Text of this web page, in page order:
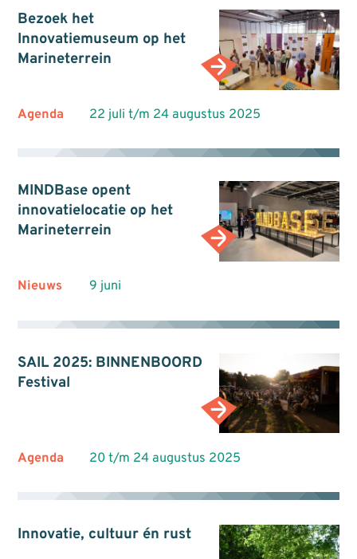
Bezoek het
Innovatiemuseum op het
Marineterrein
Agenda 22 juli t/m 24 augustus 2025
MINDBase opent
innovatielocatie op het
Marineterrein
Nieuws 9 juni
SAIL 2025: BINNENBOORD
Festival
Agenda 20 t/m 24 augustus 2025
Innovatie, cultuur én rust